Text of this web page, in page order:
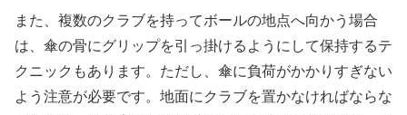
また、複数のクラブを持ってボールの地点へ向かう場合
は、傘の骨にグリップを引っ掛けるようにして保持するテ
クニックもあります。ただし、傘に負荷がかかりすぎない
よう注意が必要です。地面にクラブを置かなければならな